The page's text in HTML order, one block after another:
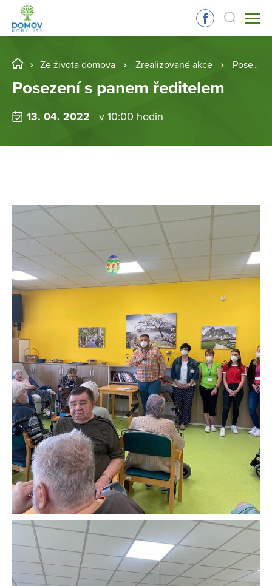
Ze života domova Zrealizované akce Posezení s panem ředitelem
Posezení s panem ředitelem
13. 04. 2022 v 10:00 hodin